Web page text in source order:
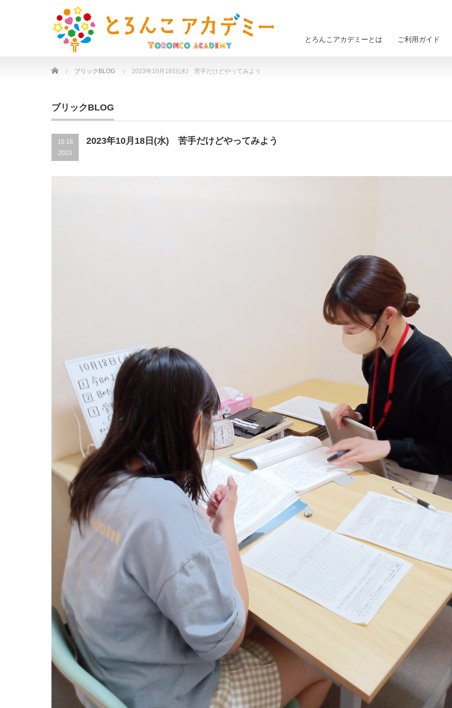
とろんこアカデミーとは ご利用ガイド
Home ブリックBLOG 2023年10月18日(水) 苦手だけどやってみよう
ブリックBLOG
10.18
2023
2023年10月18日(水) 苦手だけどやってみよう